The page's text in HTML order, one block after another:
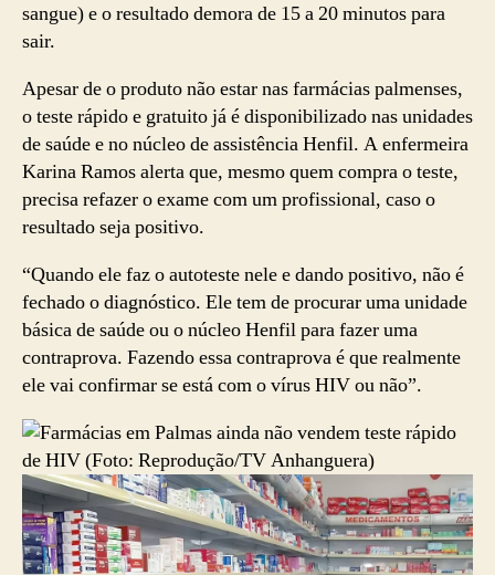
sangue) e o resultado demora de 15 a 20 minutos para
sair.
Apesar de o produto não estar nas farmácias palmenses,
o teste rápido e gratuito já é disponibilizado nas unidades
de saúde e no núcleo de assistência Henfil. A enfermeira
Karina Ramos alerta que, mesmo quem compra o teste,
precisa refazer o exame com um profissional, caso o
resultado seja positivo.
“Quando ele faz o autoteste nele e dando positivo, não é
fechado o diagnóstico. Ele tem de procurar uma unidade
básica de saúde ou o núcleo Henfil para fazer uma
contraprova. Fazendo essa contraprova é que realmente
ele vai confirmar se está com o vírus HIV ou não”.